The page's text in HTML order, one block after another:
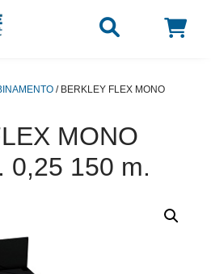
/ BERKLEY FLEX MONO
MONO
0,25 150 m.